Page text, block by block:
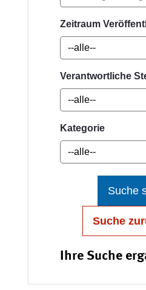
Zeitraum
Verantwortliche
Kategorie
Suche
Suche
Ihre Suche